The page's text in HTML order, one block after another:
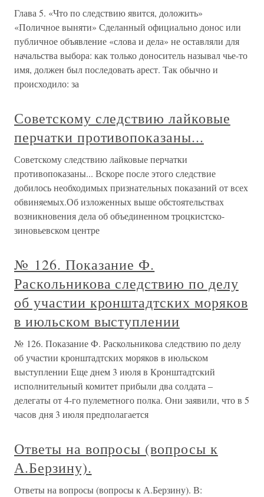
Глава 5. «Что по следствию явится, доложить»
«Поличное выняти» Сделанный официально донос или
публичное объявление «слова и дела» не оставляли для
начальства выбора: как только доноситель называл чье-то
имя, должен был последовать арест. Так обычно и
происходило: за
Советскому следствию лайковые
перчатки противопоказаны...
Советскому следствию лайковые перчатки
противопоказаны... Вскоре после этого следствие
добилось необходи­мых признательных показаний от всех
обвиняемых.Об изложенных выше обстоятельствах
возникновения дела об объединенном троцкистско-
зиновьевском центре
№ 126. Показание Ф.
Раскольникова следствию по делу
об участии кронштадтских моряков
в июльском выступлении
№ 126. Показание Ф. Раскольникова следствию по делу
об участии кронштадтских моряков в июльском
выступлении Еще днем 3 июля в Кронштадтский
исполнительный комитет прибыли два солдата –
делегаты от 4-го пулеметного полка. Они заявили, что в 5
часов дня 3 июля предполагается
Ответы на вопросы (вопросы к
А.Берзину).
Ответы на вопросы (вопросы к А.Берзину). В: